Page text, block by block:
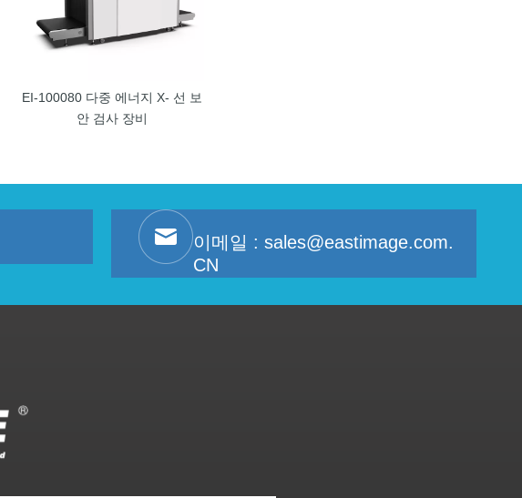
EI-100080 다중 에너지 X- 선 보
안 검사 장비
이메일 : sales@eastimage.com.
CN